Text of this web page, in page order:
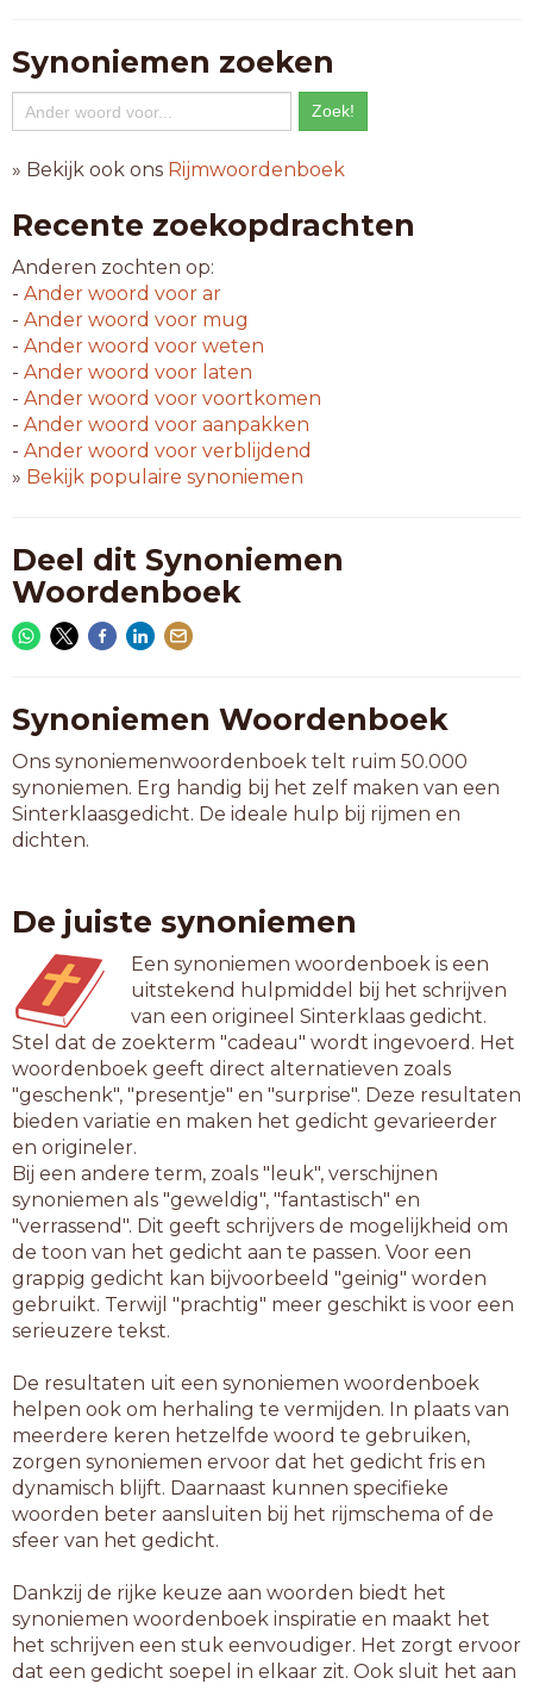
Synoniemen zoeken
» Bekijk ook ons Rijmwoordenboek
Recente zoekopdrachten
Anderen zochten op:
- Ander woord voor ar
- Ander woord voor mug
- Ander woord voor weten
- Ander woord voor laten
- Ander woord voor voortkomen
- Ander woord voor aanpakken
- Ander woord voor verblijdend
» Bekijk populaire synoniemen
Deel dit Synoniemen
Woordenboek
Synoniemen Woordenboek
Ons synoniemenwoordenboek telt ruim 50.000
synoniemen. Erg handig bij het zelf maken van een
Sinterklaasgedicht. De ideale hulp bij rijmen en
dichten.
De juiste synoniemen
Een synoniemen woordenboek is een
uitstekend hulpmiddel bij het schrijven
van een origineel Sinterklaas gedicht.
Stel dat de zoekterm "cadeau" wordt ingevoerd. Het
woordenboek geeft direct alternatieven zoals
"geschenk", "presentje" en "surprise". Deze resultaten
bieden variatie en maken het gedicht gevarieerder
en origineler.
Bij een andere term, zoals "leuk", verschijnen
synoniemen als "geweldig", "fantastisch" en
"verrassend". Dit geeft schrijvers de mogelijkheid om
de toon van het gedicht aan te passen. Voor een
grappig gedicht kan bijvoorbeeld "geinig" worden
gebruikt. Terwijl "prachtig" meer geschikt is voor een
serieuzere tekst.
De resultaten uit een synoniemen woordenboek
helpen ook om herhaling te vermijden. In plaats van
meerdere keren hetzelfde woord te gebruiken,
zorgen synoniemen ervoor dat het gedicht fris en
dynamisch blijft. Daarnaast kunnen specifieke
woorden beter aansluiten bij het rijmschema of de
sfeer van het gedicht.
Dankzij de rijke keuze aan woorden biedt het
synoniemen woordenboek inspiratie en maakt het
het schrijven een stuk eenvoudiger. Het zorgt ervoor
dat een gedicht soepel in elkaar zit. Ook sluit het aan